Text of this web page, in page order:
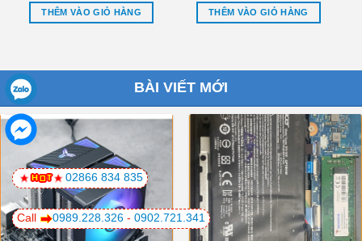
THÊM VÀO GIỎ HÀNG THÊM VÀO GIỎ HÀNG
BÀI VIẾT MỚI
Call 0989.228.326 - 0902.721.341
02866 834 835